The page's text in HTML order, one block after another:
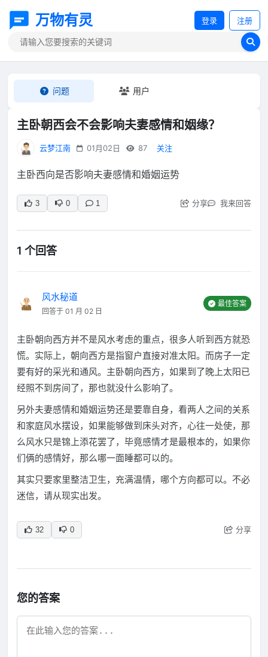
万物有灵 登录 注册
问题 用户
主卧朝西会不会影响夫妻感情和姻缘？
云梦江南 01月02日 87 关注
主卧西向是否影响夫妻感情和婚姻运势
3 0 1 分享 我来回答
1 个回答
风水秘道
回答于 01 月 02 日
最佳答案
主卧朝向西方并不是风水考虑的重点，很多人听到西方就恐
慌。实际上，朝向西方是指窗户直接对准太阳。而房子一定
要有好的采光和通风。主卧朝向西方，如果到了晚上太阳已
经照不到房间了，那也就没什么影响了。
另外夫妻感情和婚姻运势还是要靠自身，看两人之间的关系
和家庭风水摆设，如果能够做到床头对齐，心往一处使，那
么风水只是锦上添花罢了，毕竟感情才是最根本的，如果你
们俩的感情好，那么哪一面睡都可以的。
其实只要家里整洁卫生，充满温情，哪个方向都可以。不必
迷信，请从现实出发。
32 0 分享
您的答案